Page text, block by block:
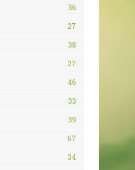
36
27
38
27
46
33
39
67
34